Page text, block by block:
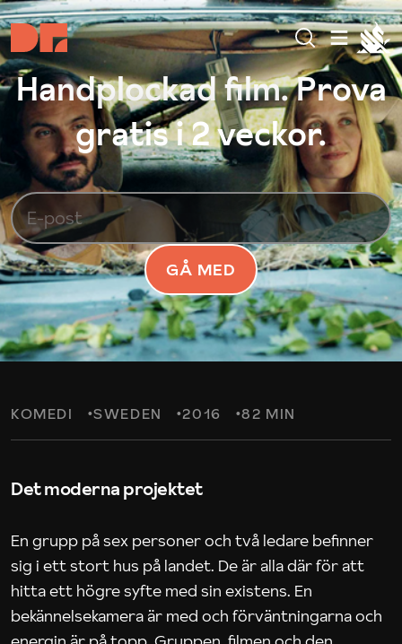
Handplockad film. Prova
gratis i 2 veckor.
GÅ MED
KOMEDI SWEDEN 2016 82 MIN
Det moderna projektet
En grupp på sex personer och två ledare befinner
sig i ett stort hus på landet. De är alla där för att
hitta ett högre syfte med sin existens. En
bekännelsekamera är med och förväntningarna och